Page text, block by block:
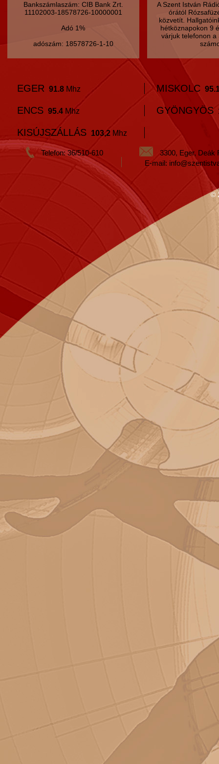
Bankszámlaszám: CIB Bank Zrt.
11102003-18578726-10000001
Adó 1%
adószám: 18578726-1-10
A Szent István
órától
közvetít.
hétköznapokon 9
várjuk telefonon
EGER 91.8 Mhz MISKOLC
ENCS 95.4 Mhz GYÖNGYÖS
KISÚJSZÁLLÁS 103,2 Mhz
Telefon: 36/510-610
3300, Eger, Deák
E-mail:
©